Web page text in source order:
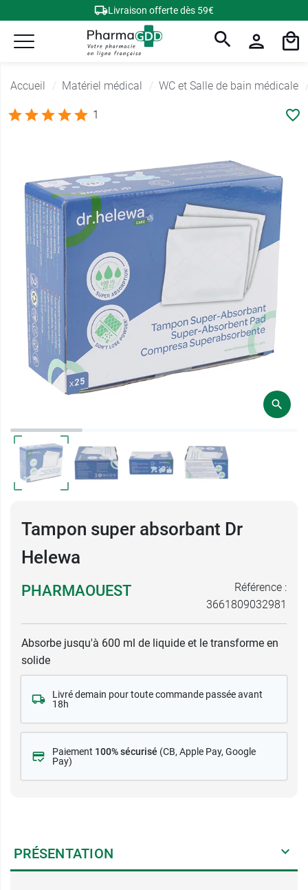
Livraison offerte dès 59€
Accueil Matériel médical WC et Salle de bain médicale
1
Tampon super absorbant Dr
Helewa
PHARMAOUEST
Référence :
3661809032981
Absorbe jusqu'à 600 ml de liquide et le transforme en
solide
Livré demain pour toute commande passée avant
18h
Paiement 100% sécurisé (CB, Apple Pay, Google
Pay)
PRÉSENTATION